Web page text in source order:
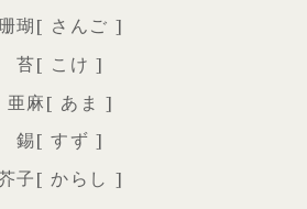
瑚[ さんご ]
苔[ こけ ]
亜麻[ あま ]
錫[ すず ]
子[ からし ]